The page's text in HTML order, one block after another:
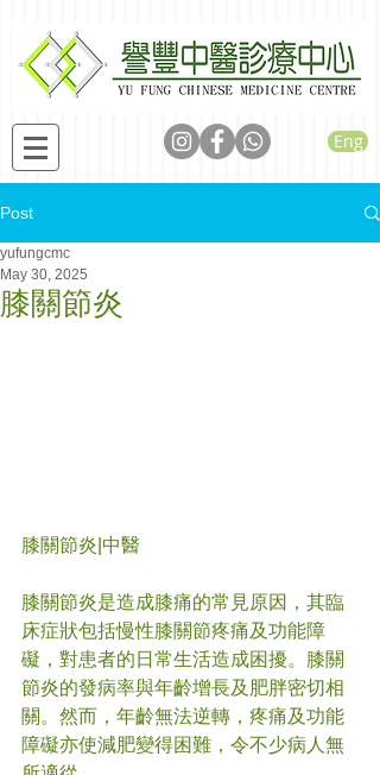
Eng
Post
膝關節炎
yufungcmc
May 30, 2025
膝關節炎 |中醫
膝關節炎是造成膝痛的常見原因，其臨
床症狀包括慢性膝關節疼痛及功能障
礙，對患者的日常生活造成困擾。膝關
節炎的發病率與年齡增長及肥胖密切相
關。然而，年齡無法逆轉，疼痛及功能
障礙亦使減肥變得困難，令不少病人無